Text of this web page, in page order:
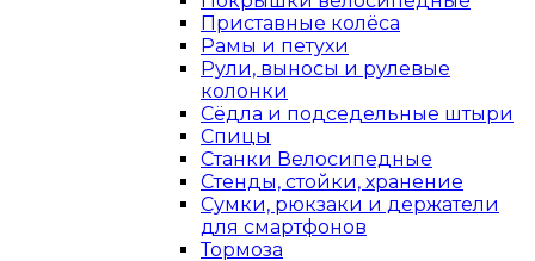
Приставные колёса
Рамы и петухи
Рули, выносы и рулевые
колонки
Сёдла и подседельные штыри
Спицы
Станки Велосипедные
Стенды, стойки, хранение
Сумки, рюкзаки и держатели
для смартфонов
Тормоза